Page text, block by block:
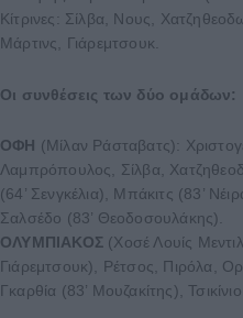
Κίτρινες: Σίλβα, Νους,
Μάρτινς, Γιάρεμτσουκ.
Οι συνθέσεις των δύο ομάδων:
ΟΦΗ (Μίλαν Ράσταβατς):
Λαμπρόπουλος, Σίλβα,
(64’ Σενγκέλια), Μπάκιτς (83’
Σαλσέδο (83’ Θεοδοσουλάκης).
ΟΛΥΜΠΙΑΚΟΣ (Χοσέ Λουίς
Γιάρεμτσουκ), Ρέτσος, Πιρόλα,
Γκαρθία (83’ Μουζακίτης),